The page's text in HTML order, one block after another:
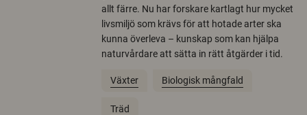
allt färre. Nu har forskare kartlagt hur mycket
livsmiljö som krävs för att hotade arter ska
kunna överleva – kunskap som kan hjälpa
naturvårdare att sätta in rätt åtgärder i tid.
Växter Biologisk mångfald
Träd